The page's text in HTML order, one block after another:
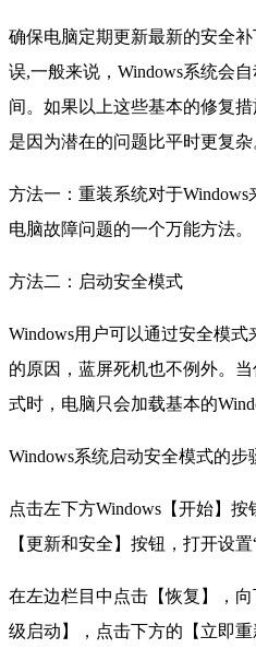
确保电脑定期更新最新的安全
误,一般来说，Windows系统会
间。如果以上这些基本的修复
是因为潜在的问题比平时更复杂
方法一：重装系统对于
电脑故障问题的一个万能方法。
方法二：启动安全模式
Windows用户可以通过安全模
的原因，蓝屏死机也不例外。当
式时，电脑只会加载基本的
Windows系统启动安全模式的步
点击左下方Windows【开始】
【更新和安全】按钮，打开设置
在左边栏目中点击【恢复】，
级启动】，点击下方的【立即重